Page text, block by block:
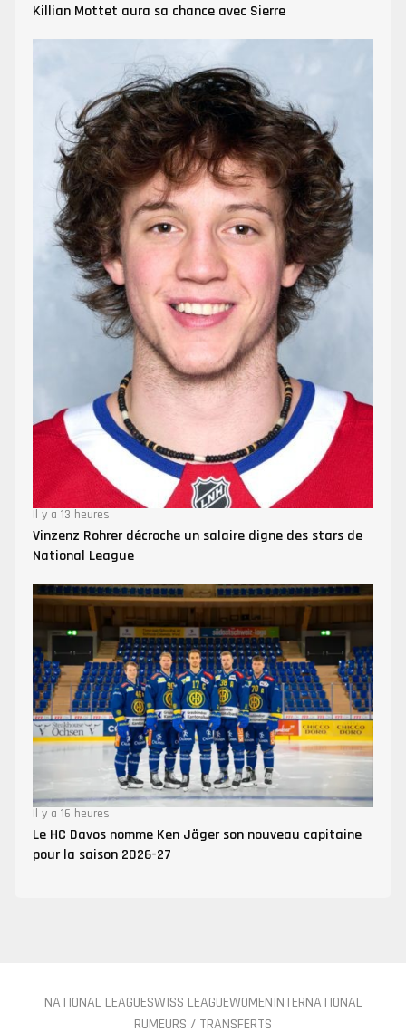
Killian Mottet aura sa chance avec Sierre
Il y a 13 heures
Vinzenz Rohrer décroche un salaire digne des stars de
National League
Il y a 16 heures
Le HC Davos nomme Ken Jäger son nouveau capitaine
pour la saison 2026-27
NATIONAL LEAGUESWISS LEAGUEWOMENINTERNATIONAL
RUMEURS / TRANSFERTS